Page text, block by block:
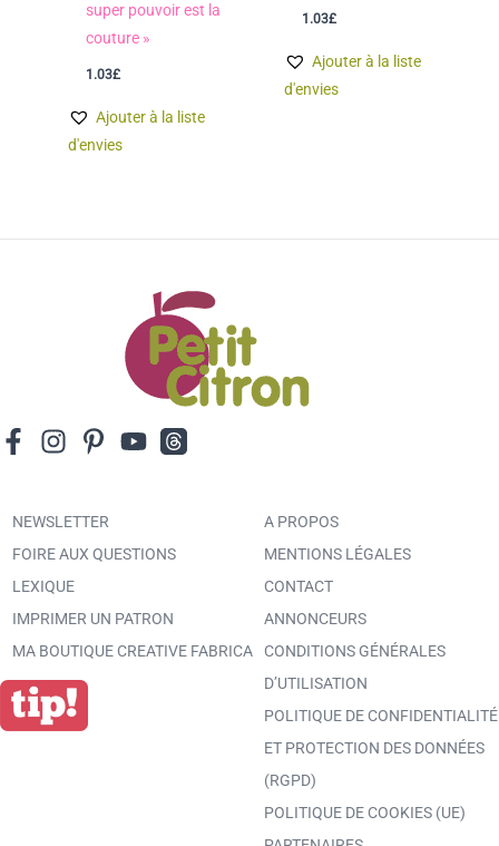
super pouvoir est la
couture »
1.03£
Ajouter à la liste
d'envies
1.03£
Ajouter à la liste
d'envies
NEWSLETTER
FOIRE AUX QUESTIONS
LEXIQUE
IMPRIMER UN PATRON
MA BOUTIQUE CREATIVE FABRICA
A PROPOS
MENTIONS LÉGALES
CONTACT
ANNONCEURS
CONDITIONS GÉNÉRALES
D’UTILISATION
POLITIQUE DE CONFIDENTIALITÉ
ET PROTECTION DES DONNÉES
(RGPD)
POLITIQUE DE COOKIES (UE)